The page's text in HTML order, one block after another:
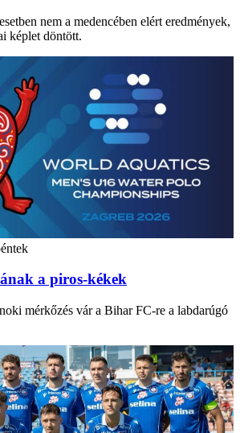
nem a medencében elért eredmények,
képlet döntött.
a piros-kékek
mérkőzés vár a Bihar FC-re a labdarúgó